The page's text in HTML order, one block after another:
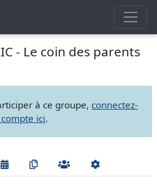
- Le coin des parents
à ce groupe, connectez-
ici.